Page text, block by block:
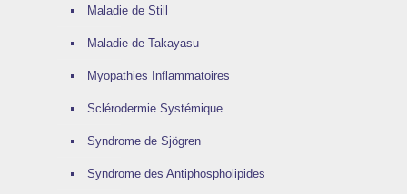
Maladie de Still
Maladie de Takayasu
Myopathies Inflammatoires
Sclérodermie Systémique
Syndrome de Sjögren
Syndrome des Antiphospholipides